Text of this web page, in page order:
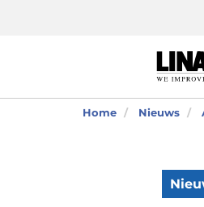
Home Nieuws